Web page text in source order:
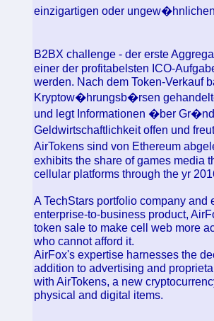
einzigartigen oder
B2BX challenge - der erste
einer der profitabelsten ICO-
werden. Nach dem Token-Verkauf
Kryptow�hrungsb�rsen
und legt Informationen �ber
Geldwirtschaftlichkeit offen und
AirTokens sind von Ethereum
exhibits the share of games media
cellular platforms through the yr
A TechStars portfolio company
enterprise-to-business product,
token sale to make cell web more
who cannot afford it.
AirFox's expertise harnesses the
addition to advertising and
with AirTokens, a new
physical and digital items.